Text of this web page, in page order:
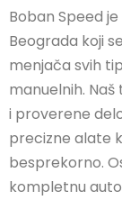
Boban Speed
Beograda koji
menjača svih
manuelnih.
i proverene
precizne alate
besprekorno.
kompletnu